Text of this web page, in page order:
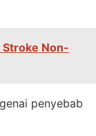
Stroke Non-
penyebab